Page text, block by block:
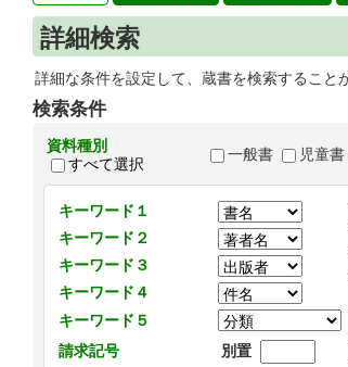
詳細検索
詳細な条件を設定して、蔵書を検索すること
検索条件
資料種別
すべて選択
一般書 児童書
キーワード１
キーワード２
キーワード３
キーワード４
キーワード５
請求記号
別置